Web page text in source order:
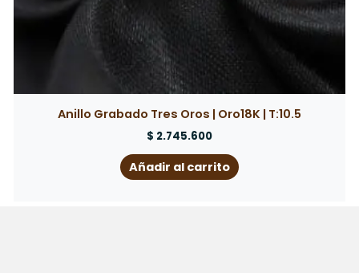
Anillo Grabado Tres Oros | Oro18K | T:10.5
$ 2.745.600
Añadir al carrito